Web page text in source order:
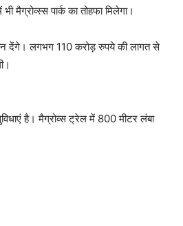
मैग्रोव्स्स पार्क का तोहफा मिलेगा।
देंगे। लगभग 110 करोड़ रुपये की लागत से
है। मैग्रोव्स ट्रेल में 800 मीटर लंबा